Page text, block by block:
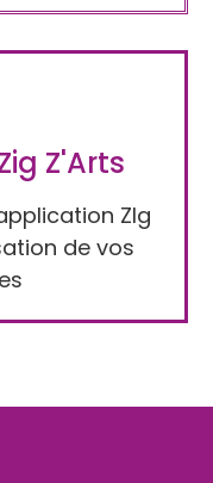
Z'Arts
ZIg
de vos